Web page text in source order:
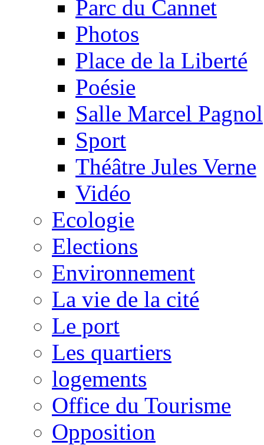
Parc du Cannet
Photos
Place de la Liberté
Poésie
Salle Marcel Pagnol
Sport
Théâtre Jules Verne
Vidéo
Ecologie
Elections
Environnement
La vie de la cité
Le port
Les quartiers
logements
Office du Tourisme
Opposition